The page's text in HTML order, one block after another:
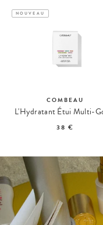
NOUVEAU
COMBEAU
L'Hydratant Étui Multi-
38 €